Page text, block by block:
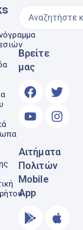
Βρείτε
μας
Αιτήματα
Πολιτών
Mobile
App